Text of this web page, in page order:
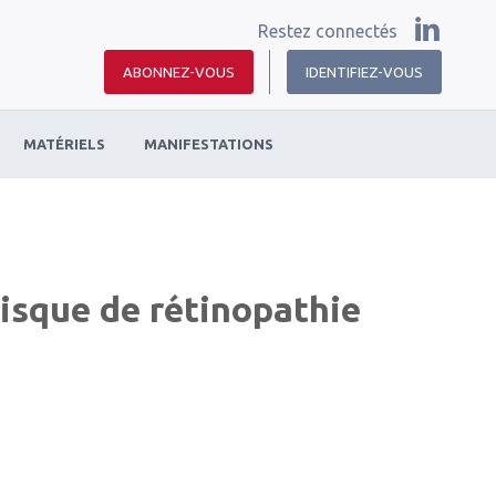
Restez connectés
ABONNEZ-VOUS IDENTIFIEZ-VOUS
MATÉRIELS MANIFESTATIONS
de rétinopathie